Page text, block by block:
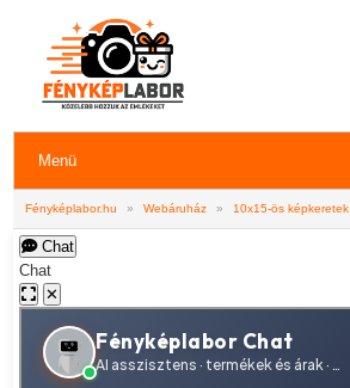
Menü
Fényképlabor.hu » Webáruház » 10x15-ös képkeretek
Chat
Chat
✕